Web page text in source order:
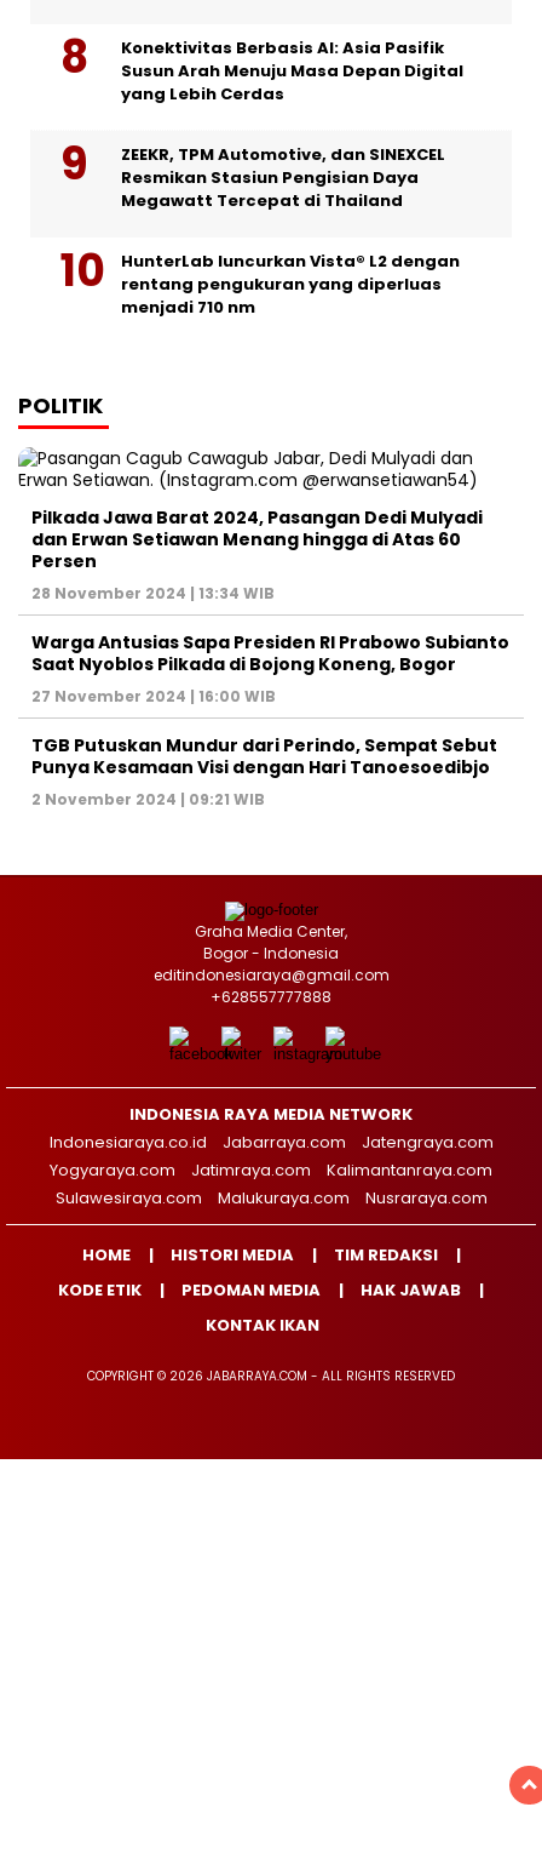
Konektivitas Berbasis AI: Asia Pasifik
Susun Arah Menuju Masa Depan Digital
yang Lebih Cerdas
ZEEKR, TPM Automotive, dan SINEXCEL
Resmikan Stasiun Pengisian Daya
Megawatt Tercepat di Thailand
HunterLab luncurkan Vista® L2 dengan
rentang pengukuran yang diperluas
menjadi 710 nm
POLITIK
Pilkada Jawa Barat 2024, Pasangan Dedi Mulyadi
dan Erwan Setiawan Menang hingga di Atas 60
Persen
28 November 2024 | 13:34 WIB
Warga Antusias Sapa Presiden RI Prabowo Subianto
Saat Nyoblos Pilkada di Bojong Koneng, Bogor
27 November 2024 | 16:00 WIB
TGB Putuskan Mundur dari Perindo, Sempat Sebut
Punya Kesamaan Visi dengan Hari Tanoesoedibjo
2 November 2024 | 09:21 WIB
Graha Media Center,
Bogor - Indonesia
editindonesiaraya@gmail.com
+628557777888
INDONESIA RAYA MEDIA NETWORK
Indonesiaraya.co.id
Jabarraya.com
Jatengraya.com
Yogyaraya.com
Jatimraya.com
Kalimantanraya.com
Sulawesiraya.com
Malukuraya.com Nusraraya.com
HOME HISTORI MEDIA
TIM REDAKSI
KODE ETIK
PEDOMAN MEDIA
HAK JAWAB
KONTAK IKAN
COPYRIGHT © 2026 JABARRAYA.COM - ALL RIGHTS RESERVED